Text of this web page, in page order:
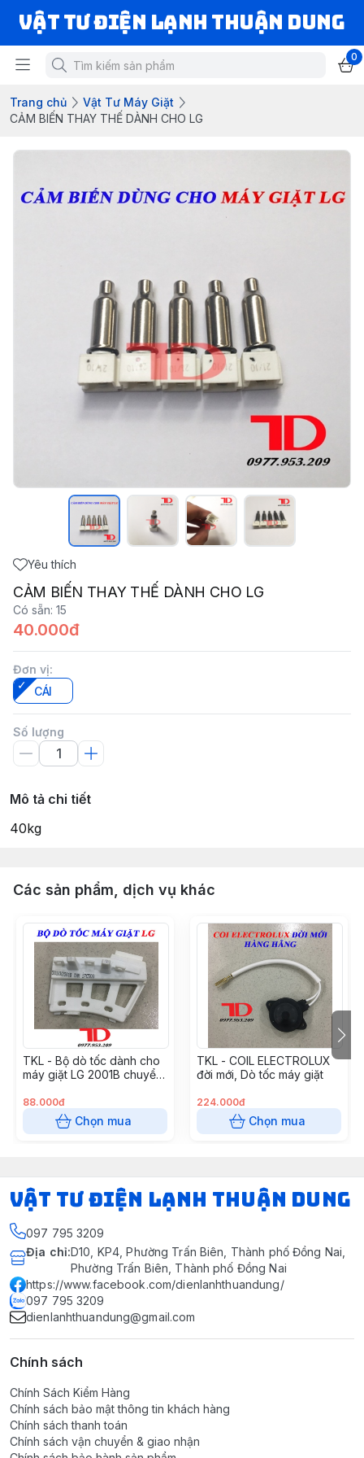
VẬT TƯ ĐIỆN LẠNH THUẬN DUNG
0
Trang chủ
Vật Tư Máy Giặt
CẢM BIẾN THAY THẾ DÀNH CHO LG
Yêu thích
CẢM BIẾN THAY THẾ DÀNH CHO LG
Có sẵn: 15
40.000đ
Đơn vị:
CÁI
Số lượng
Mô tả chi tiết
40kg
Các sản phẩm, dịch vụ khác
TKL - Bộ dò tốc dành cho
máy giặt LG 2001B chuyển
88.000đ
Chọn mua
TKL - COIL ELECTROLUX
đời mới, Dò tốc máy giặt
224.000đ
Chọn mua
VẬT TƯ ĐIỆN LẠNH THUẬN DUNG
097 795 3209
Địa chỉ:D10, KP4, Phường Trấn Biên, Thành phố Đồng Nai,
Phường Trấn Biên, Thành phố Đồng Nai
https://www.facebook.com/dienlanhthuandung/
097 795 3209
dienlanhthuandung@gmail.com
Chính sách
Chính Sách Kiểm Hàng
Chính sách bảo mật thông tin khách hàng
Chính sách thanh toán
Chính sách vận chuyển & giao nhận